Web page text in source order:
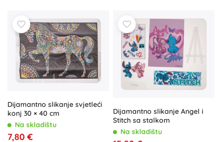
Dijamantno slikanje svjetleći
konj 30 × 40 cm
Na skladištu
7,80 €
Dijamantno slikanje Angel i
Stitch sa stalkom
Na skladištu